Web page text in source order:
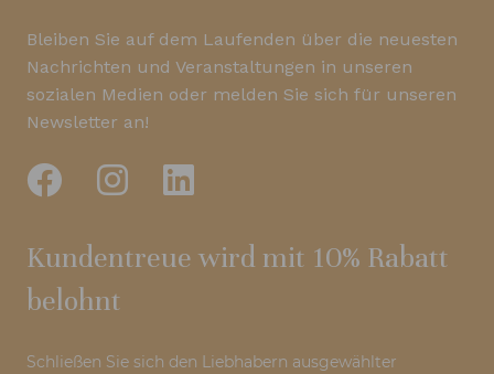
Bleiben Sie auf dem Laufenden über die neuesten
Nachrichten und Veranstaltungen in unseren
sozialen Medien oder melden Sie sich für unseren
Newsletter an!
Kundentreue wird mit 10% Rabatt
belohnt
Schließen Sie sich den Liebhabern ausgewählter